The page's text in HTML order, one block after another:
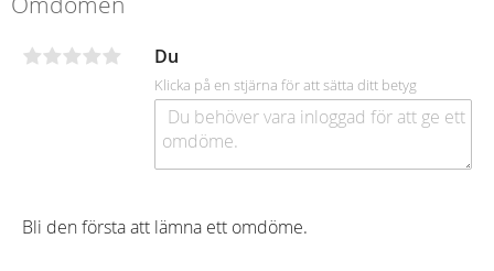
Du
Klicka på en stjärna för att sätta ditt betyg
Bli den första att lämna ett omdöme.